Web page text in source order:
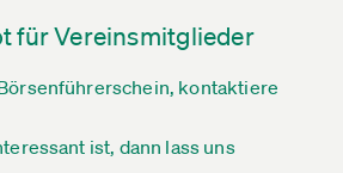
für Vereinsmitglieder
kontaktiere
ist, dann lass uns